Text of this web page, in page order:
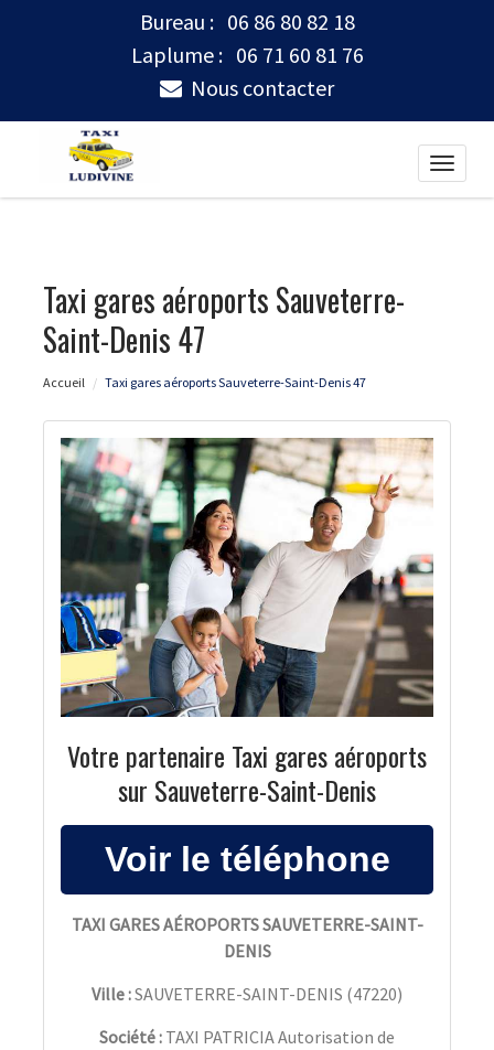
Bureau : 06 86 80 82 18
Laplume : 06 71 60 81 76
Nous contacter
Toggle
Taxi gares aéroports Sauveterre-
Saint-Denis 47
Accueil Taxi gares aéroports Sauveterre-Saint-Denis 47
Votre partenaire Taxi gares aéroports
sur Sauveterre-Saint-Denis
TAXI GARES AÉROPORTS SAUVETERRE-SAINT-
DENIS
Ville :SAUVETERRE-SAINT-DENIS (47220)
Société : TAXI PATRICIA Autorisation de